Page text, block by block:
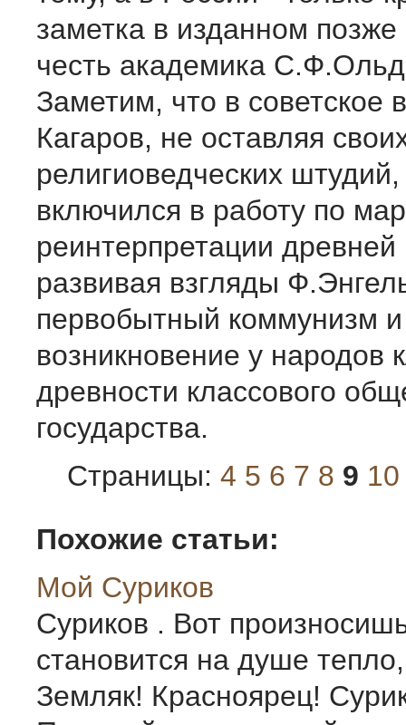
заметка в изданном позже
честь академика
Заметим, что в советское
Кагаров, не оставляя
религиоведческих
включился в работу по
реинтерпретации древней
развивая взгляды
первобытный коммунизм и
возникновение у народов
древности классового
государства.
Страницы: 4 5 6 7 8 9 10
Похожие статьи:
Мой Суриков
Суриков . Вот
становится на душе
Земляк! Красноярец!